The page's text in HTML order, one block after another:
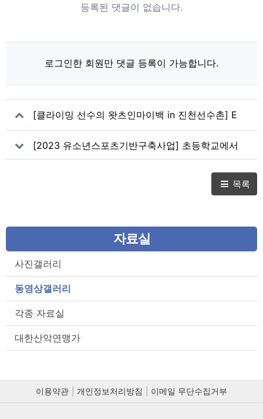
등록된 댓글이 없습니다.
로그인한 회원만 댓글 등록이 가능합니다.
[클라이밍 선수의 왓츠인마이백 in 진천선수촌] E
p. 1 스피드 클라이밍 신은철 & 정용준
[2023 유소년스포츠기반구축사업] 초등학교에서
AR클라이밍 온라인 대항전이?
목록
자료실
사진갤러리
동영상갤러리
각종 자료실
대한산악연맹가
이용약관 개인정보처리방침 이메일 무단수집거부